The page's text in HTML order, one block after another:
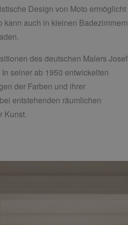
Design von Moto ermöglicht
kann auch in kleinen Badezimmern
des deutschen Malers Josef
seiner ab 1950 entwickelten
der Farben und ihrer
entstehenden räumlichen
Kunst.